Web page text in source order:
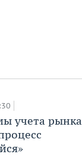
учета рынка